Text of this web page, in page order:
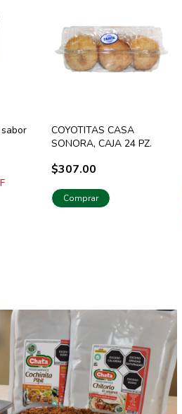
COYOTITAS CASA
SONORA, CAJA 24 PZ.
$307.00